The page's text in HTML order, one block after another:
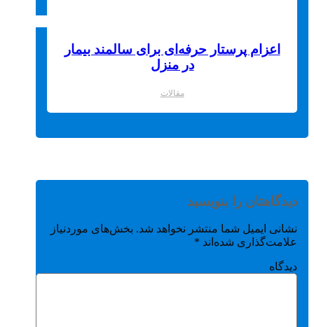
اعزام پرستار حرفه‌ای برای سالمند بیمار
در منزل
مقالات
دیدگاهتان را بنویسید
نشانی ایمیل شما منتشر نخواهد شد. بخش‌های موردنیاز
علامت‌گذاری شده‌اند *
دیدگاه